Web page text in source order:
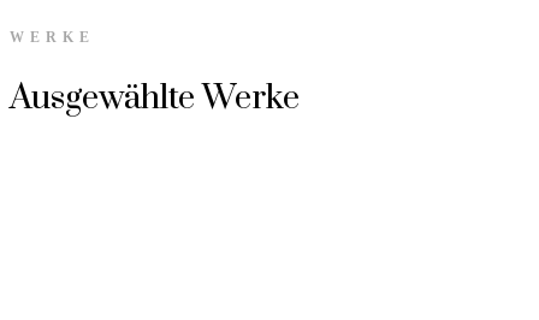
WERKE
Ausgewählte Werke